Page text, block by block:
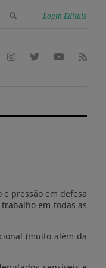
Login Editais
pressão em defesa
em todas as
(muito além da